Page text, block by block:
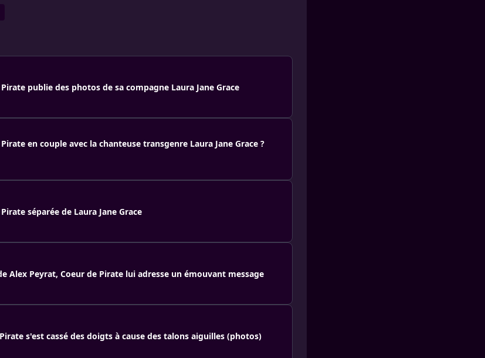
publie des photos de sa compagne Laura Jane Grace
en couple avec la chanteuse trans­genre Laura Jane Grace ?
séparée de Laura Jane Grace
Alex Peyrat, Coeur de Pirate lui adresse un émouvant message
s'est cassé des doigts à cause des talons aiguilles (photos)